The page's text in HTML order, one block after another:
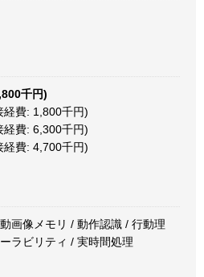
千円)
費: 1,800千円)
費: 6,300千円)
費: 4,700千円)
画像メモリ / 動作認識 / 行動理
ラビリティ / 実時間処理